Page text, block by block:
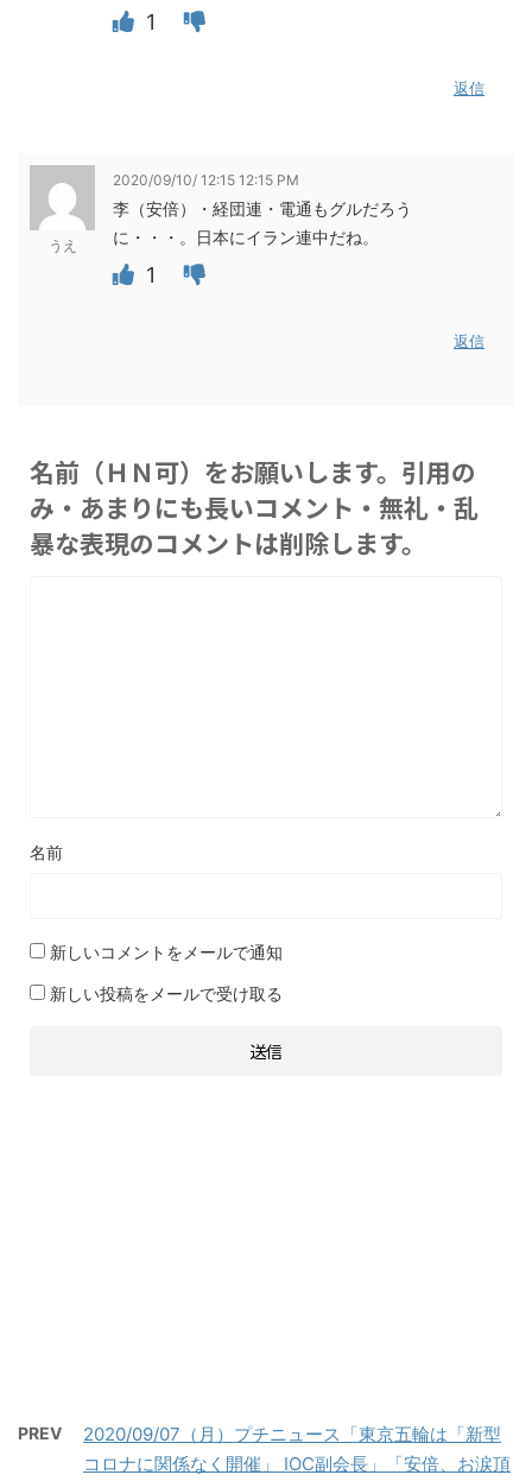
1
返信
うえ
2020/09/10/ 12:15 12:15 PM
李（安倍）・経団連・電通もグルだろう
に・・・。日本にイラン連中だね。
1
返信
名前（ＨＮ可）をお願いします。引用の
み・あまりにも長いコメント・無礼・乱
暴な表現のコメントは削除します。
名前
新しいコメントをメールで通知
新しい投稿をメールで受け取る
PREV
2020/09/07（月）プチニュース「東京五輪は「新型
コロナに関係なく開催」 IOC副会長」「安倍、お涙頂